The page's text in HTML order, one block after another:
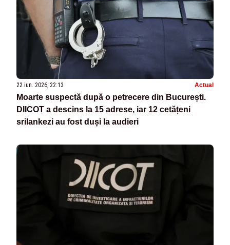
22 iun. 2026, 22:13 Actual
Moarte suspectă după o petrecere din București.
DIICOT a descins la 15 adrese, iar 12 cetățeni
srilankezi au fost duși la audieri